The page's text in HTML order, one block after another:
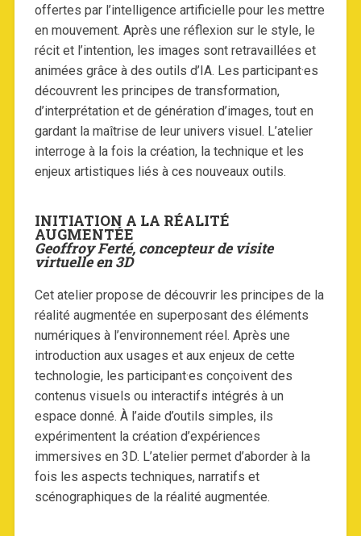
offertes par l’intelligence artificielle pour les mettre
en mouvement. Après une réflexion sur le style, le
récit et l’intention, les images sont retravaillées et
animées grâce à des outils d’IA. Les participant·es
découvrent les principes de transformation,
d’interprétation et de génération d’images, tout en
gardant la maîtrise de leur univers visuel. L’atelier
interroge à la fois la création, la technique et les
enjeux artistiques liés à ces nouveaux outils.
INITIATION A LA RÉALITÉ
AUGMENTÉE
Geoffroy Ferté, concepteur de visite
virtuelle en 3D
Cet atelier propose de découvrir les principes de la
réalité augmentée en superposant des éléments
numériques à l’environnement réel. Après une
introduction aux usages et aux enjeux de cette
technologie, les participant·es conçoivent des
contenus visuels ou interactifs intégrés à un
espace donné. À l’aide d’outils simples, ils
expérimentent la création d’expériences
immersives en 3D. L’atelier permet d’aborder à la
fois les aspects techniques, narratifs et
scénographiques de la réalité augmentée.